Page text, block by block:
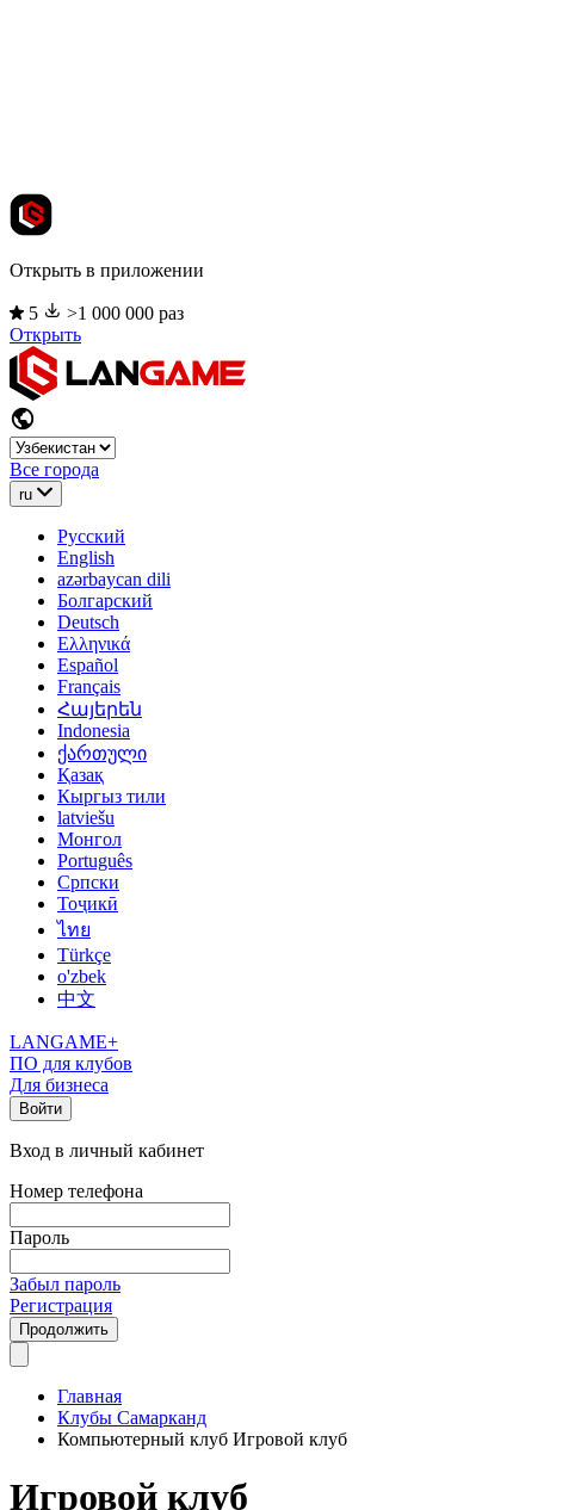
Открыть в приложении
5
>1 000 000 раз
Открыть
Все города
ru
Русский
English
azərbaycan dili
Болгарский
Deutsch
Ελληνικά
Español
Français
Հայերեն
Indonesia
ქართული
Қазақ
Кыргыз тили
latviešu
Монгол
Português
Српски
Тоҷикӣ
ไทย
Türkçe
o'zbek
中文
LANGAME+
ПО для клубов
Для бизнеса
Войти
Вход в личный кабинет
Номер телефона
Пароль
Забыл пароль
Регистрация
Продолжить
Главная
Клубы Самарканд
Компьютерный клуб Игровой клуб
Игровой клуб